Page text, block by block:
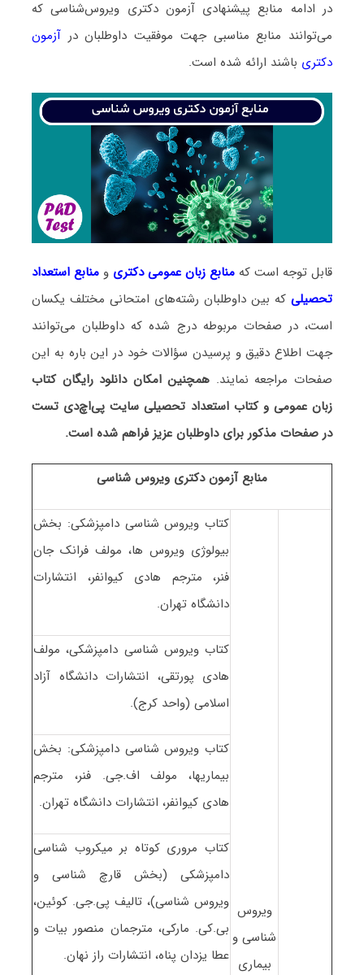
در ادامه منابع پیشنهادی آزمون دکتری ویروس‌شناسی که
می‌توانند منابع مناسبی جهت موفقیت داوطلبان درآزمون
دکتری باشند ارائه شده است.
قابل توجه است که منابع زبان عمومی دکتری و منابع استعداد
تحصیلیکه بین داوطلبان رشته‌های امتحانی مختلف یکسان
است، در صفحات مربوطه درج شده که داوطلبان می‌توانند
جهت اطلاع دقیق و پرسیدن سؤالات خود در این باره به این
صفحات مراجعه نمایند. همچنین امکان دانلود رایگان کتاب
زبان عمومی و کتاب استعداد تحصیلی سایت پی‌اچ‌دی تست
در صفحات مذکور برای داوطلبان عزیز فراهم شده است.
منابع آزمون دکتری ویروس شناسی
ویروس
شناسی و
بیماری
کتاب ویروس شناسی دامپزشکی: بخش
بیولوژی ویروس ها، مولف فرانک جان
فنر، مترجم هادی کیوانفر، انتشارات
دانشگاه تهران.
کتاب ویروس شناسی دامپزشکی، مولف
هادی پورتقی، انتشارات دانشگاه آزاد
اسلامی (واحد کرج).
کتاب ویروس شناسی دامپزشکی: بخش
بیماریها، مولف اف.جی. فنر، مترجم
هادی کیوانفر، انتشارات دانشگاه تهران.
کتاب مروری کوتاه بر میکروب شناسی
دامپزشکی (بخش قارچ شناسی و
ویروس شناسی)، تالیف پی.جی. کوئین،
بی.کی. مارکی، مترجمان منصور بیات و
عطا یزدان پناه، انتشارات راز نهان.